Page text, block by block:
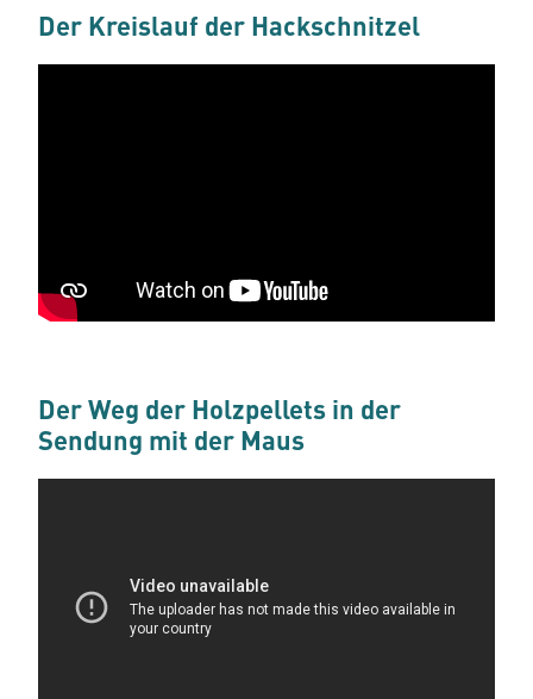
Der Kreislauf der Hackschnitzel
Der Weg der Holzpellets in der
Sendung mit der Maus